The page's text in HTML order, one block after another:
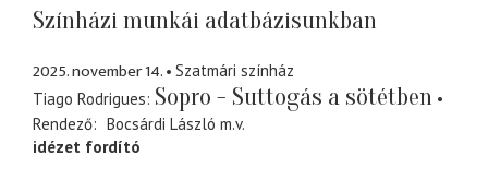
Színházi munkái adatbázisunkban
2025. november 14.
Szatmári színház
Tiago Rodrigues Sopro - Suttogás a sötétben
Rendező Bocsárdi László m.v.
idézet fordító